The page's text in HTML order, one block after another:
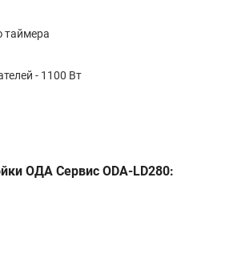
таймера
- 1100 Вт
ОДА Сервис ODA-LD280: